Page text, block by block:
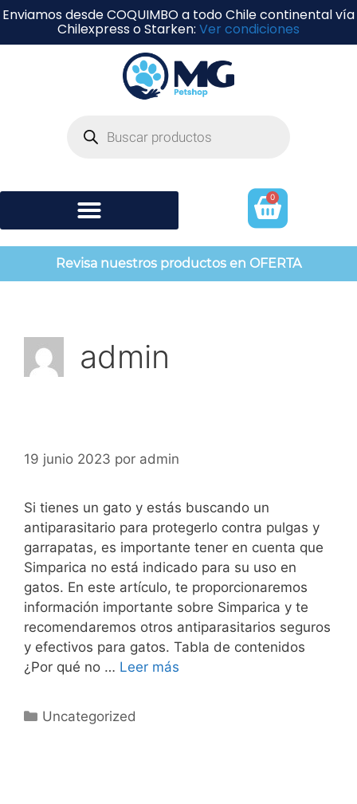
Enviamos desde COQUIMBO a todo Chile continental vía
Chilexpress o Starken: Ver condiciones
0
Revisa nuestros productos en OFERTA
admin
19 junio 2023 por admin
Si tienes un gato y estás buscando un
antiparasitario para protegerlo contra pulgas y
garrapatas, es importante tener en cuenta que
Simparica no está indicado para su uso en
gatos. En este artículo, te proporcionaremos
información importante sobre Simparica y te
recomendaremos otros antiparasitarios seguros
y efectivos para gatos. Tabla de contenidos
¿Por qué no … Leer más
Uncategorized